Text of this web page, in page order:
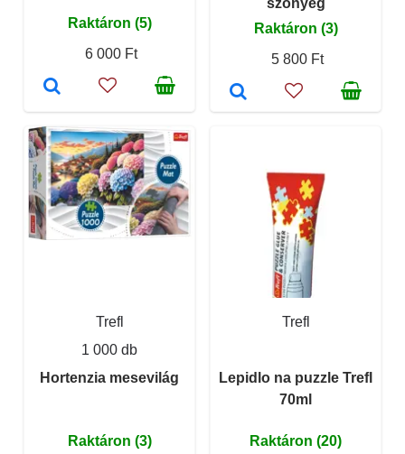
Raktáron (5)
6 000 Ft
szőnyeg
Raktáron (3)
5 800 Ft
Trefl
1 000 db
Hortenzia mesevilág
Raktáron (3)
Trefl
Lepidlo na puzzle Trefl
70ml
Raktáron (20)